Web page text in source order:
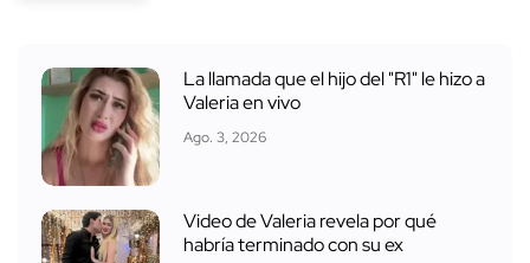
La llamada que el hijo del "R1" le hizo a
Valeria en vivo
Ago. 3, 2026
Video de Valeria revela por qué
habría terminado con su ex